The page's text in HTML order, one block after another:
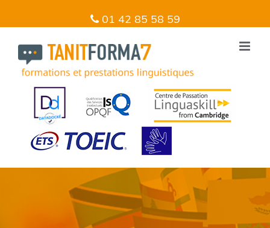
01 42 85 58 59